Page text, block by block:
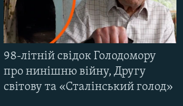
98-літній свідок Голодомору
про нинішню війну, Другу
світову та «Сталінський голод»